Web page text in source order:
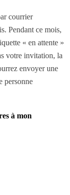
courrier
Pendant ce mois,
« en attente »
votre invitation, la
envoyer une
personne
à mon